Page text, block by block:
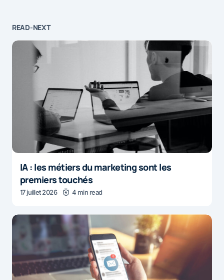
READ-NEXT
IA : les métiers du marketing sont les
premiers touchés
17 juillet 2026 4 min read